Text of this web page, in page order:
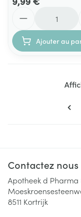
Ajouter au
Contactez nous
Apotheek d Pharma
8511 Kortrijk